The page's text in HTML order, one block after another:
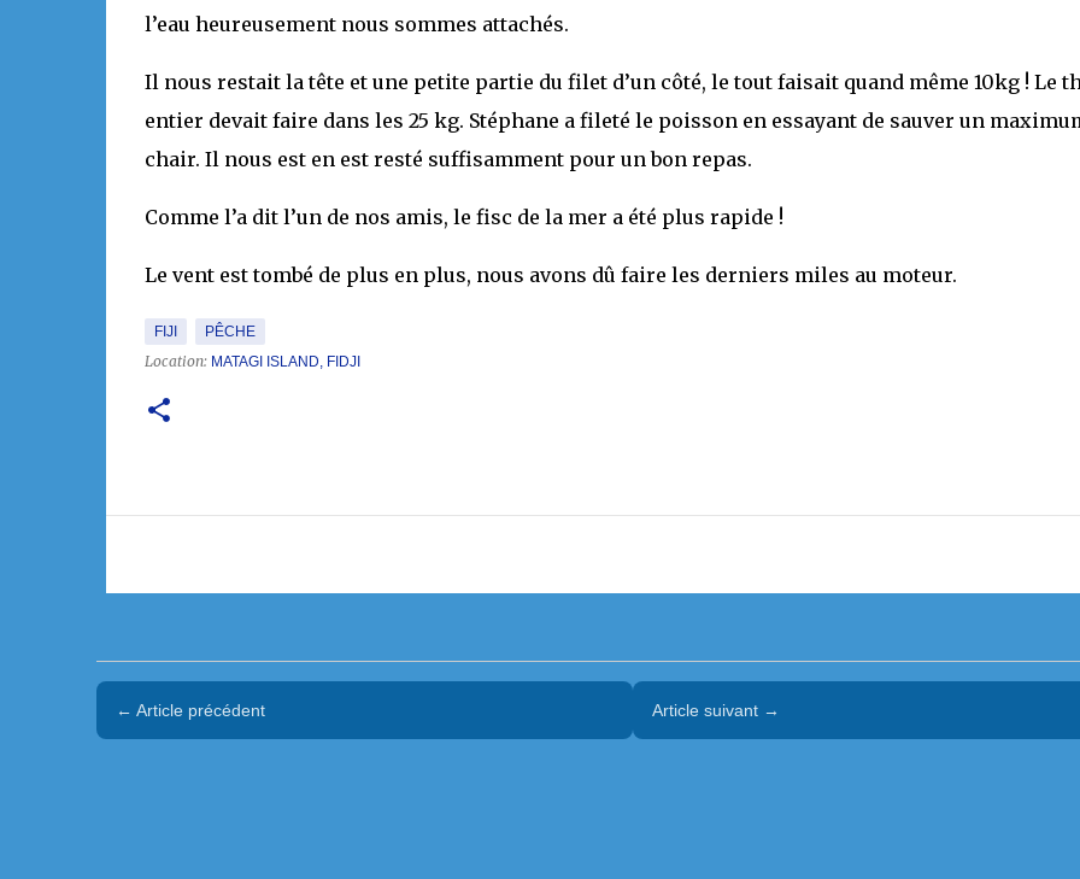
l’eau heureusement nous sommes attachés.
Il nous restait la tête et une petite partie du filet d’un côté, le tout faisait quand même 10kg ! Le
entier devait faire dans les 25 kg. Stéphane a fileté le poisson en essayant de sauver un
chair. Il nous est en est resté suffisamment pour un bon repas.
Comme l’a dit l’un de nos amis, le fisc de la mer a été plus rapide !
Le vent est tombé de plus en plus, nous avons dû faire les derniers miles au moteur.
FIJI PÊCHE
Location: MATAGI ISLAND, FIDJI
← Article précédent Article suivant →